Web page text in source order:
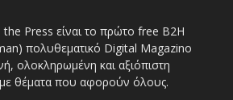
the Press είναι το πρώτο free Β2Η
πολυθεματικό Digital Magazino
ολοκληρωμένη και αξιόπιστη
θέματα που αφορούν όλους.